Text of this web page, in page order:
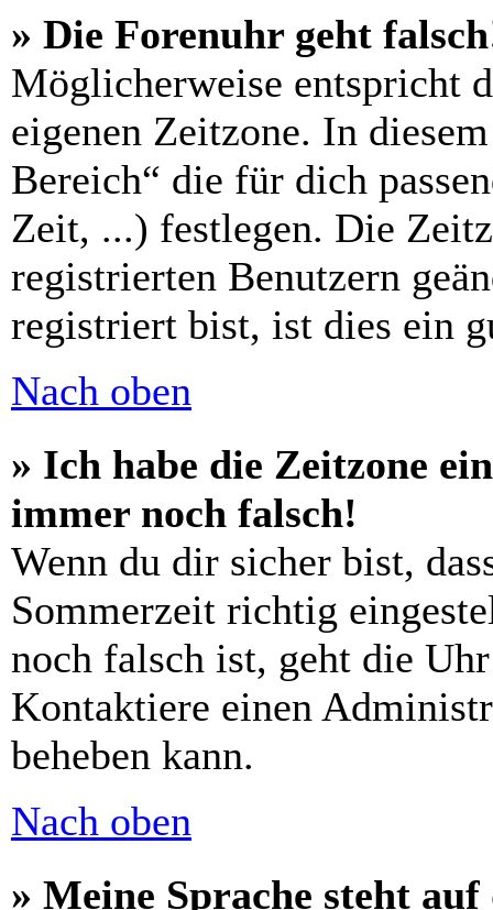
» Die Forenuhr geht
Möglicherweise entspricht
eigenen Zeitzone. In
Bereich“ die für dich
Zeit, ...) festlegen. Die
registrierten Benutzern
registriert bist, ist dies ein
Nach oben
» Ich habe die Zeitzone
immer noch falsch!
Wenn du dir sicher bist,
Sommerzeit richtig
noch falsch ist, geht die
Kontaktiere einen
beheben kann.
Nach oben
» Meine Sprache steht